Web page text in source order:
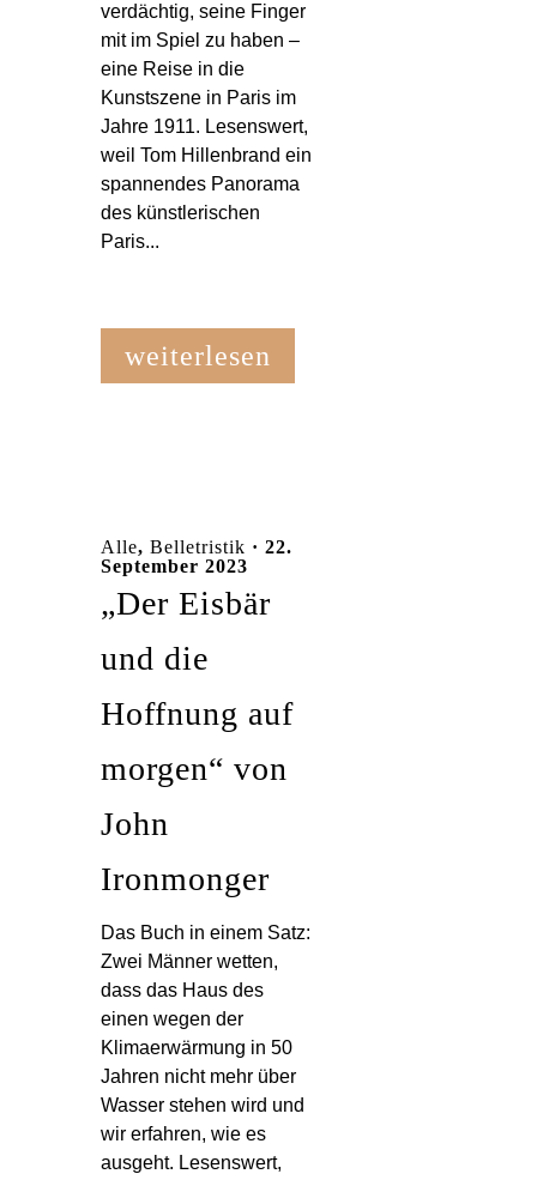
verdächtig, seine Finger
mit im Spiel zu haben –
eine Reise in die
Kunstszene in Paris im
Jahre 1911. Lesenswert,
weil Tom Hillenbrand ein
spannendes Panorama
des künstlerischen
Paris...
weiterlesen
Alle, Belletristik · 22.
September 2023
„Der Eisbär
und die
Hoffnung auf
morgen“ von
John
Ironmonger
Das Buch in einem Satz:
Zwei Männer wetten,
dass das Haus des
einen wegen der
Klimaerwärmung in 50
Jahren nicht mehr über
Wasser stehen wird und
wir erfahren, wie es
ausgeht. Lesenswert,